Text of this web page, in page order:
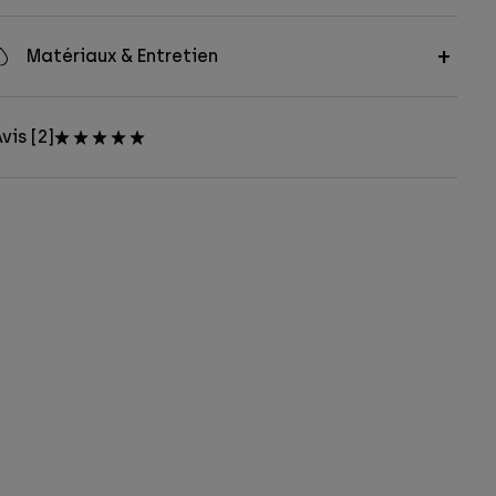
Matériaux & Entretien
[2]